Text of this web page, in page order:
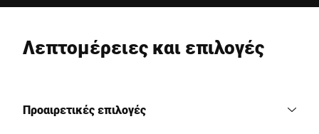
Λεπτομέρειες και επιλογές
Προαιρετικές επιλογές